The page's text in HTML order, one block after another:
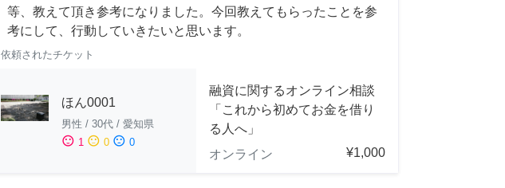
等、教えて頂き参考になりました。今回教えてもらったことを参
考にして、行動していきたいと思います。
依頼されたチケット
ほん0001
男性 / 30代 / 愛知県
sentiment_satisfied 1 sentiment_neutral 0 sentiment_dissatisfied 0
融資に関するオンライン相談
「これから初めてお金を借り
る人へ」
オンライン
¥1,000